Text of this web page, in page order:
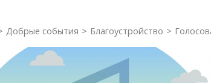
Добрые события > Благоустройство >